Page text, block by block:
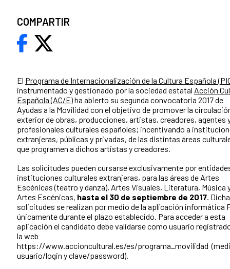
El Programa de Internacionalización de la Cultura Española
instrumentado y gestionado por la sociedad estatal Acción
Española (AC/E)ha abierto su segunda convocatoria 2017 de
Ayudas a la Movilidad con el objetivo de promover la
exterior de obras, producciones, artistas, creadores, agentes
profesionales culturales españoles; incentivando a
extranjeras, públicas y privadas, de las distintas áreas
que programen a dichos artistas y creadores.
Las solicitudes pueden cursarse exclusivamente por
instituciones culturales extranjeras, para las áreas de Artes
Escénicas (teatro y danza), Artes Visuales, Literatura, Música
Artes Escénicas, hasta el 30 de septiembre de 2017.
solicitudes se realizan por medio de la aplicación informática
únicamente durante el plazo establecido. Para acceder a esta
aplicación el candidato debe validarse como usuario
la web
https://www.accioncultural.es/es/programa_movilidad
usuario/login y clave/password).
COMPARTIR